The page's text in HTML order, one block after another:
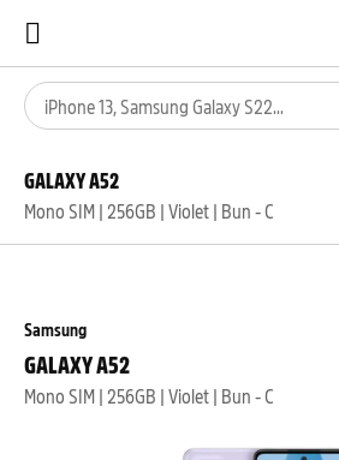
GALAXY A52
Mono SIM | 256GB | Violet | Bun - C
Samsung
GALAXY A52
Mono SIM | 256GB | Violet | Bun - C